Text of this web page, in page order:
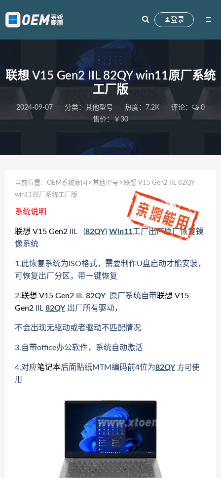
登录
联想 V15 Gen2 IIL 82QY win11原厂系统
工厂版
2024-09-07 分类： 其他型号 热度：7.2K 评论：
0
售价：￥30
当前位置： OEM系统家园 其他型号
联想 V15 Gen2 IIL 82QY
win11原厂系统工厂版
系统说明
联想 V15 Gen2 IIL (82QY) Win11工厂出厂原厂恢复镜
像系统
1.此恢复系统为ISO格式，需要制作U盘启动才能安装，
可恢复出厂分区，带一键恢复
2.联想 V15 Gen2 IIL 82QY 原厂系统自带联想 V15
Gen2 IIL 82QY 出厂所有驱动，
不会出现无驱动或者驱动不匹配情况
3.自带office办公软件，系统自动激活
4.对应笔记本后面贴纸MTM编码前4位为82QY 方可使
用